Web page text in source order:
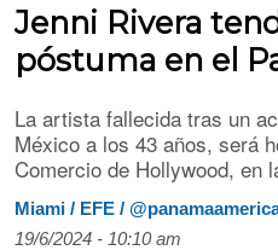
Jenni Rivera
póstuma en el
La artista fallecida tras un
México a los 43 años, será
Comercio de Hollywood, en
Miami / EFE /
19/6/2024 - 10:10 am